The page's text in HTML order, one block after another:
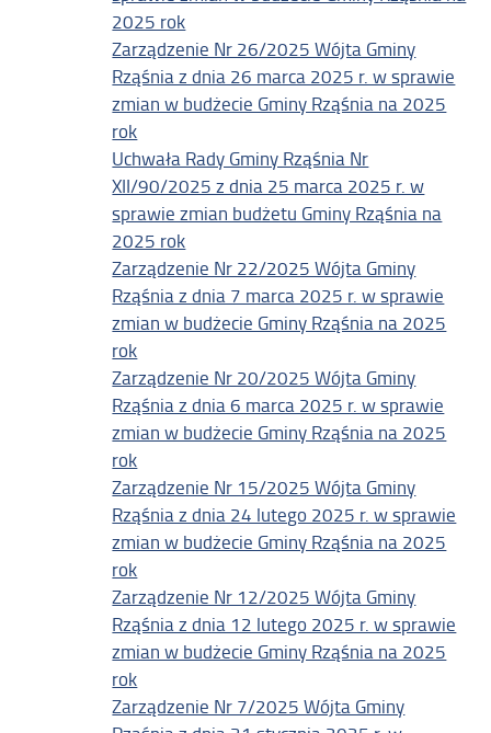
2025 rok
Zarządzenie Nr 26/2025 Wójta Gminy
Rząśnia z dnia 26 marca 2025 r. w sprawie
zmian w budżecie Gminy Rząśnia na 2025
rok
Uchwała Rady Gminy Rząśnia Nr
XII/90/2025 z dnia 25 marca 2025 r. w
sprawie zmian budżetu Gminy Rząśnia na
2025 rok
Zarządzenie Nr 22/2025 Wójta Gminy
Rząśnia z dnia 7 marca 2025 r. w sprawie
zmian w budżecie Gminy Rząśnia na 2025
rok
Zarządzenie Nr 20/2025 Wójta Gminy
Rząśnia z dnia 6 marca 2025 r. w sprawie
zmian w budżecie Gminy Rząśnia na 2025
rok
Zarządzenie Nr 15/2025 Wójta Gminy
Rząśnia z dnia 24 lutego 2025 r. w sprawie
zmian w budżecie Gminy Rząśnia na 2025
rok
Zarządzenie Nr 12/2025 Wójta Gminy
Rząśnia z dnia 12 lutego 2025 r. w sprawie
zmian w budżecie Gminy Rząśnia na 2025
rok
Zarządzenie Nr 7/2025 Wójta Gminy